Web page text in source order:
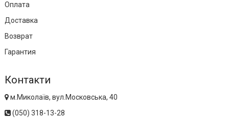
Оплата
Доставка
Возврат
Гарантия
Контакти
м.Миколаїв, вул.Московська, 40
(050) 318-13-28